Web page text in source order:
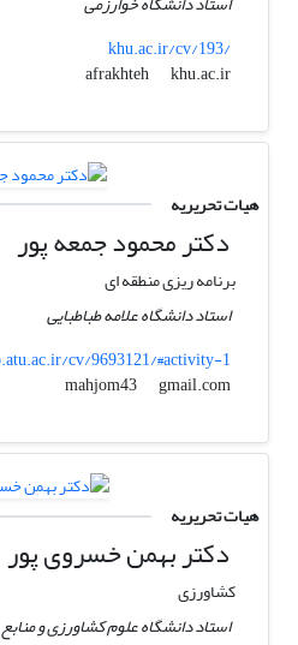
khu.ac.ir/cv/193/
afrakhteh
khu.ac.ir
هیات تحریریه
دکتر محمود جمعه پور
برنامه ریزی منطقه ای
استاد دانشگاه علامه طباطبایی
cv/9693121/#activity-1
mahjom43
gmail.com
هیات تحریریه
دکتر بهمن خسروی پور
کشاورزی
استاد دانشگاه علوم کشاورزی و